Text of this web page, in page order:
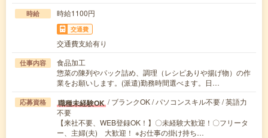
時給 時給1100円
交通費
交通費支給有り
仕事内容
食品加工
惣菜の陳列やパック詰め、調理（レシピありや揚げ物）の作
業をお願いします。(派遣)勤務時間選べます。日…
応募資格 職種未経験OK / ブランクOK / パソコンスキル不要 / 英語力
不要
【来社不要、WEB登録OK！】〇未経験大歓迎！〇フリータ
ー、主婦(夫) 大歓迎！ ※お仕事の掛け持ち…